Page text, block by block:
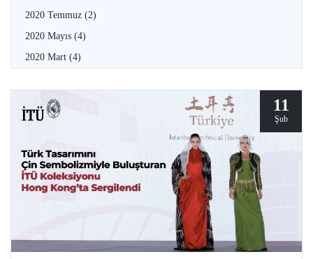
2020 Temmuz (2)
2020 Mayıs (4)
2020 Mart (4)
11
Şub